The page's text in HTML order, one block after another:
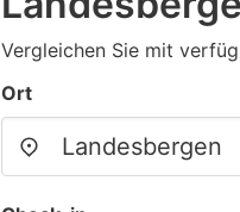
Vergleichen Sie mit
Ort